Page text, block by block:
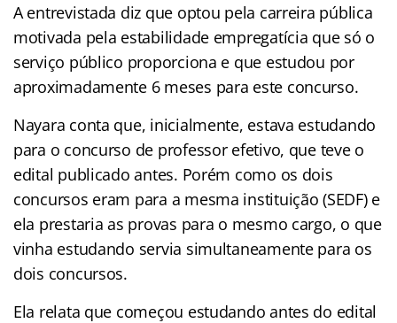
A entrevistada diz que optou pela carreira pública
motivada pela estabilidade empregatícia que só o
serviço público proporciona e que estudou por
aproximadamente 6 meses para este concurso.
Nayara conta que, inicialmente, estava estudando
para o concurso de professor efetivo, que teve o
edital publicado antes. Porém como os dois
concursos eram para a mesma instituição (SEDF) e
ela prestaria as provas para o mesmo cargo, o que
vinha estudando servia simultaneamente para os
dois concursos.
Ela relata que começou estudando antes do edital